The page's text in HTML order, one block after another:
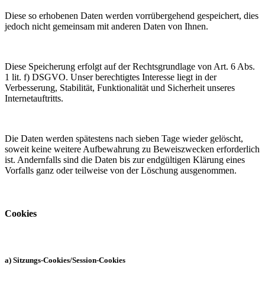
Diese so erhobenen Daten werden vorrübergehend gespeichert, dies
jedoch nicht gemeinsam mit anderen Daten von Ihnen.
Diese Speicherung erfolgt auf der Rechtsgrundlage von Art. 6 Abs.
1 lit. f) DSGVO. Unser berechtigtes Interesse liegt in der
Verbesserung, Stabilität, Funktionalität und Sicherheit unseres
Internetauftritts.
Die Daten werden spätestens nach sieben Tage wieder gelöscht,
soweit keine weitere Aufbewahrung zu Beweiszwecken erforderlich
ist. Andernfalls sind die Daten bis zur endgültigen Klärung eines
Vorfalls ganz oder teilweise von der Löschung ausgenommen.
Cookies
a) Sitzungs-Cookies/Session-Cookies